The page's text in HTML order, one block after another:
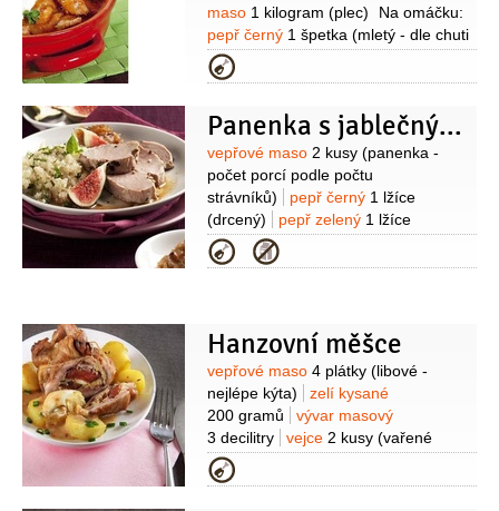
maso 1 kilogram (plec)
Na omáčku:
pepř černý 1 špetka (mletý - dle chuti
)
sůl
1 lžíce (mletá )
zelí kysané
4 decilitry
smetana2,5 decilitru (12%
cibule 2 kusy sádlo
3 lžíce
(škvařené )
mouka pšeničná hladká
1 lžíce (případně 2 lžíce )
Kategorie
Panenka s jablečným čatní a kuskusem
Suroviny
vepřové maso 2 kusy (panenka -
počet porcí podle počtu
strávníků)
pepř černý 1 lžíce
(drcený)
pepř zelený 1 lžíce
(nakládaný)
ozdobení) Na čatní: jablka
150 gramů
cibule 1 kus
hořčičné2 lžičky zázvor1 lžička
(čerstvý - strouhaný)
paprika chilli
1 kus
hřebíček3 kusy (celý)
přílohu: sůl kuskus1,5 hrnku
3 hrnky
cibule1 kus
cibulka jarní
2 kusy
2 lžíce
máta4 kusy
Kategorie
Hanzovní měšce
Suroviny
vepřové maso 4 plátky (libové -
nejlépe kýta)
zelí kysané
200 gramů
vývar masový
3 decilitry
vejce 2 kusy (vařené
natvrdo)
(dunajská)
smetana na šlehání
Kategorie